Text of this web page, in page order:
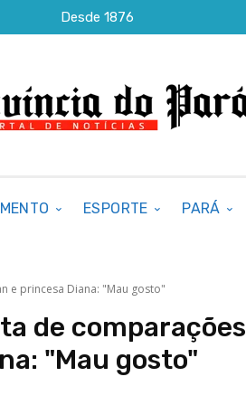
Desde 1876
ESPORTE PARÁ
e princesa Diana: "Mau gosto"
de comparações
"Mau gosto"